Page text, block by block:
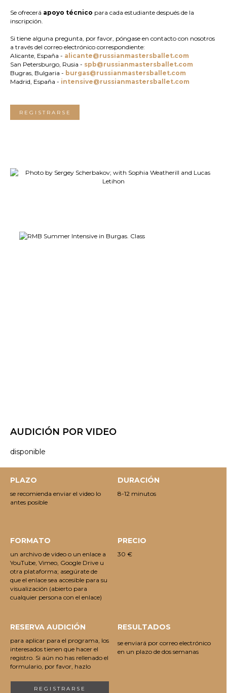
Se ofrecerá apoyo técnico para cada estudiante después de la
inscripción.
Si tiene alguna pregunta, por favor, póngase en contacto con nosotros
a través del correo electrónico correspondiente:
Alicante, España - alicante@russianmastersballet.com
San Petersburgo, Rusia - spb@russianmastersballet.com
Bugras, Bulgaria - burgas@russianmastersballet.com
Madrid, España - intensive@russianmastersballet.com
REGISTRARSE
AUDICIÓN POR VIDEO
disponible
PLAZO
se recomienda enviar el video lo
antes posible
DURACIÓN
8-12 minutos
FORMATO
un archivo de video o un enlace a
YouTube, Vimeo, Google Drive u
otra plataforma; asegúrate de
que el enlace sea accesible para su
visualización (abierto para
cualquier persona con el enlace)
PRECIO
30 €
RESERVA AUDICIÓN
para aplicar para el programa, los
interesados tienen que hacer el
registro. Si aún no has rellenado el
formulario, por favor, hazlo
REGISTRARSE
RESULTADOS
se enviará por correo electrónico
en un plazo de dos semanas